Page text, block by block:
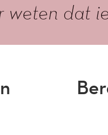
weten dat